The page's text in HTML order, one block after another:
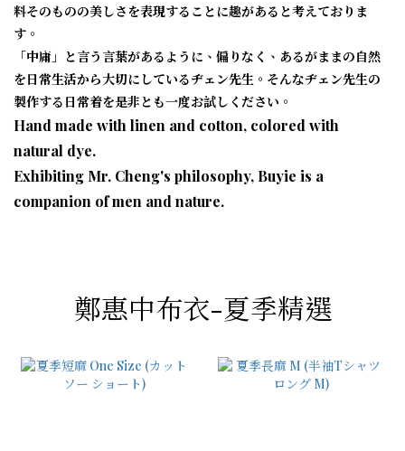
料そのものの美しさを表現することに趣があると考えておりま
す。
「中庸」と言う言葉があるように、偏りなく、あるがままの自然
を日常生活から大切にしているヂェン先生。そんなヂェン先生の
製作する日常着を是非とも一度お試しください。
Hand made with linen and cotton, colored with
natural dye.
Exhibiting Mr. Cheng's philosophy, Buyie is a
companion of men and nature.
鄭惠中布衣-夏季精選